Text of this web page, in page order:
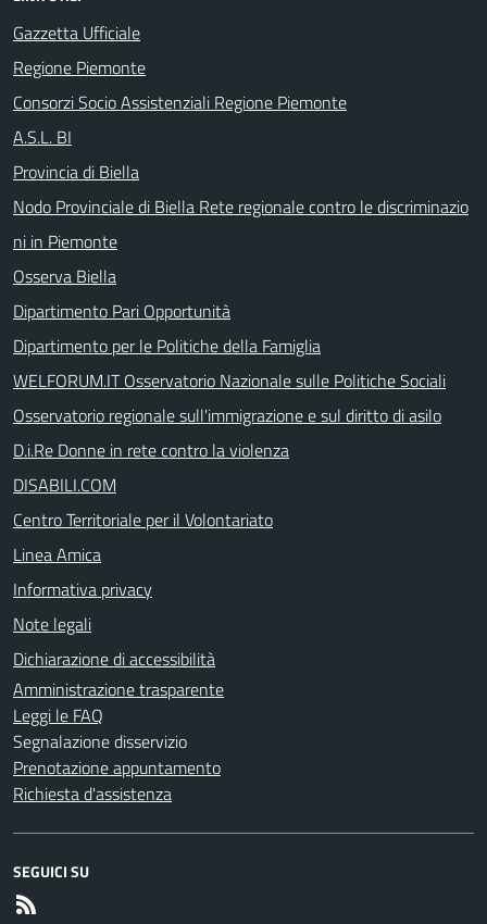
Gazzetta Ufficiale
Regione Piemonte
Consorzi Socio Assistenziali Regione Piemonte
A.S.L. BI
Provincia di Biella
Nodo Provinciale di Biella Rete regionale contro le discriminazio
ni in Piemonte
Osserva Biella
Dipartimento Pari Opportunità
Dipartimento per le Politiche della Famiglia
WELFORUM.IT Osservatorio Nazionale sulle Politiche Sociali
Osservatorio regionale sull'immigrazione e sul diritto di asilo
D.i.Re Donne in rete contro la violenza
DISABILI.COM
Centro Territoriale per il Volontariato
Linea Amica
Informativa privacy
Note legali
Dichiarazione di accessibilità
Amministrazione trasparente
Leggi le FAQ
Segnalazione disservizio
Prenotazione appuntamento
Richiesta d'assistenza
SEGUICI SU